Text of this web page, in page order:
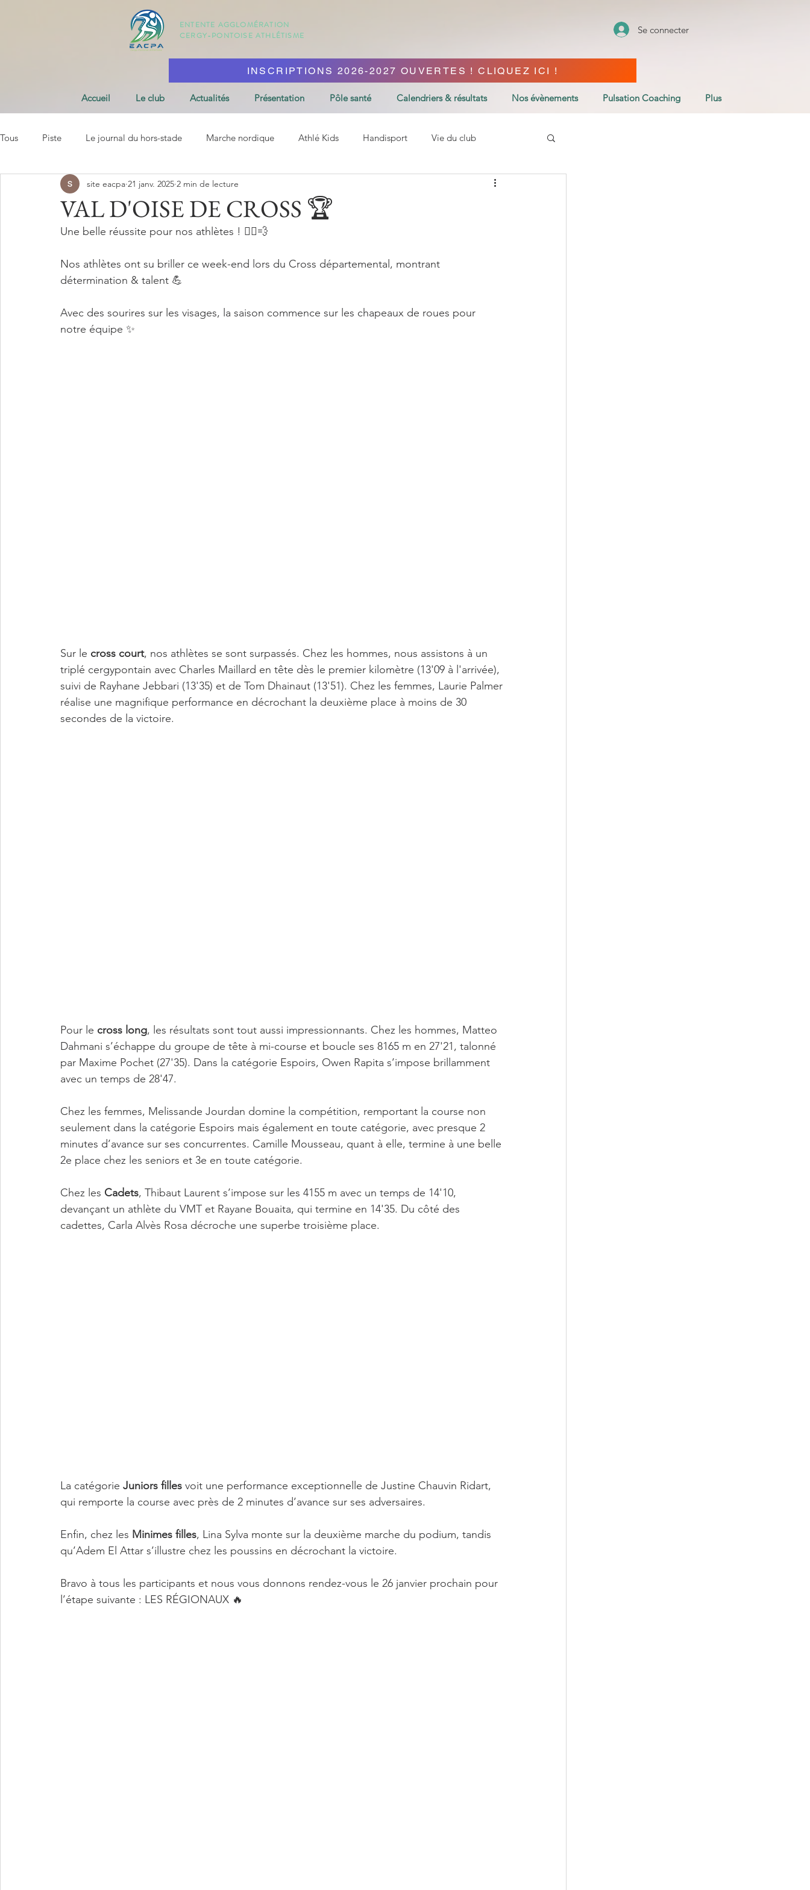
ENTENTE AGGLOMÉRATION
CERGY-PONTOISE ATHLÉTISME
Se connecter
INSCRIPTIONS 2026-2027 OUVERTES ! CLIQUEZ ICI !
Accueil Le club Actualités Présentation Pôle santé Calendriers & résultats Nos évènements Pulsation Coaching Plus
Tous Piste Le journal du hors-stade Marche nordique Athlé Kids Handisport Vie du club
VAL D'OISE DE CROSS 🏆
site eacpa 21 janv. 2025 2 min de lecture
Une belle réussite pour nos athlètes ! 🏃‍♂️💨
Nos athlètes ont su briller ce week-end lors du Cross départemental, montrant
détermination & talent 💪
Avec des sourires sur les visages, la saison commence sur les chapeaux de roues pour
notre équipe ✨
Sur le cross court, nos athlètes se sont surpassés. Chez les hommes, nous assistons à un
triplé cergypontain avec Charles Maillard en tête dès le premier kilomètre (13'09 à l'arrivée),
suivi de Rayhane Jebbari (13'35) et de Tom Dhainaut (13'51). Chez les femmes, Laurie Palmer
réalise une magnifique performance en décrochant la deuxième place à moins de 30
secondes de la victoire.
Pour le cross long, les résultats sont tout aussi impressionnants. Chez les hommes, Matteo
Dahmani s’échappe du groupe de tête à mi-course et boucle ses 8165 m en 27'21, talonné
par Maxime Pochet (27'35). Dans la catégorie Espoirs, Owen Rapita s’impose brillamment
avec un temps de 28'47.
Chez les femmes, Melissande Jourdan domine la compétition, remportant la course non
seulement dans la catégorie Espoirs mais également en toute catégorie, avec presque 2
minutes d’avance sur ses concurrentes. Camille Mousseau, quant à elle, termine à une belle
2e place chez les seniors et 3e en toute catégorie.
Chez les Cadets, Thibaut Laurent s’impose sur les 4155 m avec un temps de 14'10,
devançant un athlète du VMT et Rayane Bouaita, qui termine en 14'35. Du côté des
cadettes, Carla Alvès Rosa décroche une superbe troisième place.
La catégorie Juniors filles voit une performance exceptionnelle de Justine Chauvin Ridart,
qui remporte la course avec près de 2 minutes d’avance sur ses adversaires.
Enfin, chez les Minimes filles, Lina Sylva monte sur la deuxième marche du podium, tandis
qu’Adem El Attar s’illustre chez les poussins en décrochant la victoire.
Bravo à tous les participants et nous vous donnons rendez-vous le 26 janvier prochain pour
l’étape suivante : LES RÉGIONAUX 🔥